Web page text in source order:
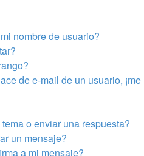
nombre de usuario?
de e-mail de un usuario, ¡me
o enviar una respuesta?
un mensaje?
a mi mensaje?